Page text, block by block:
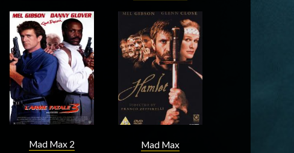
Acteur
Acteur
Réalisateur
Mad Max 2 Mad Max